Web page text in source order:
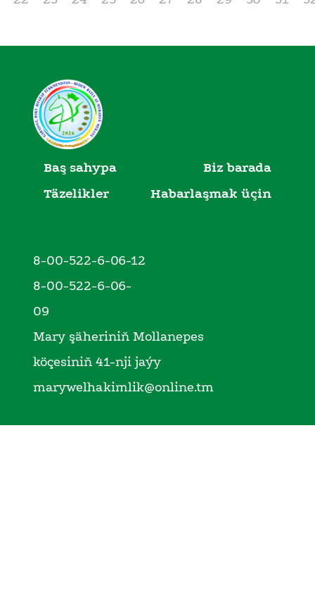
Baş sahypa
Biz barada
Täzelikler
Habarlaşmak üçin
8-00-522-6-06-12
8-00-522-6-06-
09
Mary şäheriniň Mollanepes
köçesiniň 41-nji jaýy
marywelhakimlik@online.tm